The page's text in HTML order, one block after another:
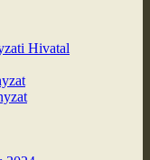
Hivatal